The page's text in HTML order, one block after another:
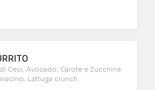
Ceci, Avocado, Carote e Zucchine
Lattuga crunch